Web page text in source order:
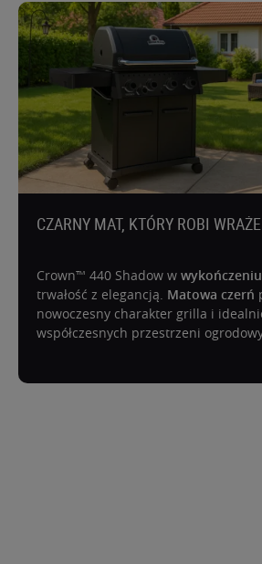
CZARNY MAT, KTÓRY ROBI
Crown™ 440 Shadow w
trwałość z elegancją. Matowa czerń
nowoczesny charakter grilla i
współczesnych przestrzeni